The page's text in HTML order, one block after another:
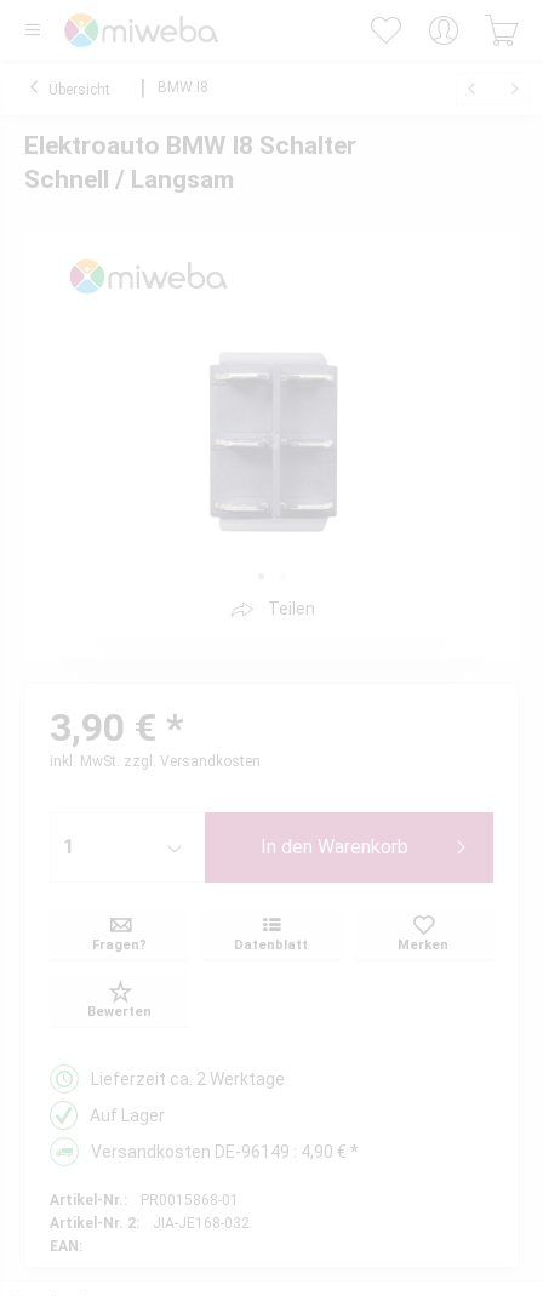
Übersicht BMW I8
Elektroauto BMW I8 Schalter
Schnell / Langsam
Teilen
3,90 € *
inkl. MwSt. zzgl. Versandkosten
In den Warenkorb
Fragen? Datenblatt Merken
Bewerten
Lieferzeit ca. 2 Werktage
Auf Lager
Versandkosten DE-96149 : 4,90 € *
Artikel-Nr.:
PR0015868-01
Artikel-Nr. 2:
JIA-JE168-032
EAN: